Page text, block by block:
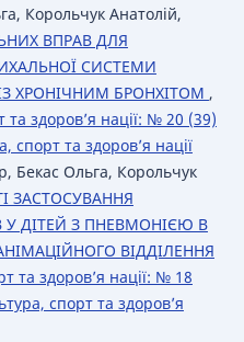
Корольчук Анатолій,
ВПРАВ ДЛЯ
СИСТЕМИ
ХРОНІЧНИМ БРОНХІТОМ ,
та здоров’я нації: № 20 (39)
спорт та здоров’я нації
Бекас Ольга, Корольчук
ЗАСТОСУВАННЯ
У ДІТЕЙ З ПНЕВМОНІЄЮ В
ВІДДІЛЕННЯ
та здоров’я нації: № 18
спорт та здоров’я